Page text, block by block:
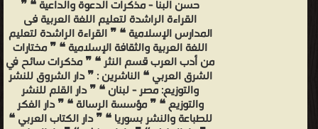
حسن البنا - مذكرات الدعوة والداعية ❝ ❞
القراءة الراشدة لتعليم اللغة العربية فى
المدارس الإسلامية ❝ ❞ القراءة الراشدة لتعليم
اللغة العربية والثقافة الإسلامية ❝ ❞ مختارات
من أدب العرب قسم النثر ❝ ❞ مذكرات سائح في
الشرق العربي ❝ الناشرين : ❞ دار الشروق للنشر
والتوزيع: مصر - لبنان ❝ ❞ دار القلم للنشر
والتوزيع ❝ ❞ مؤسسة الرسالة ❝ ❞ دار الفكر
للطباعة والنشر بسوريا ❝ ❞ دار الكتاب العربي ❝